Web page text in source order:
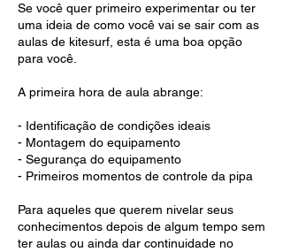
Se você quer primeiro experimentar ou ter
uma ideia de como você vai se sair com as
aulas de kitesurf, esta é uma boa opção
para você.
A primeira hora de aula abrange:
- Identificação de condições ideais
- Montagem do equipamento
- Segurança do equipamento
- Primeiros momentos de controle da pipa
Para aqueles que querem nivelar seus
conhecimentos depois de algum tempo sem
ter aulas ou ainda dar continuidade no